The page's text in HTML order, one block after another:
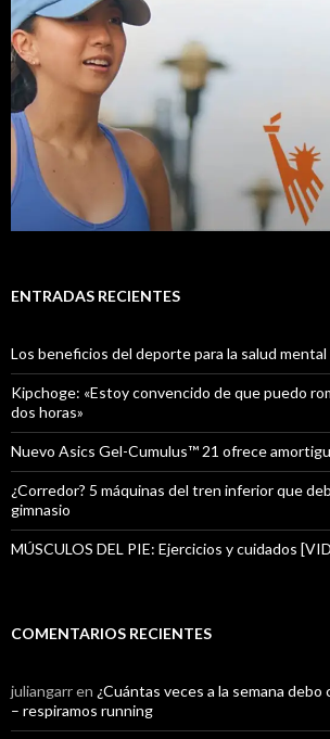
ENTRADAS RECIENTES
Los beneficios del deporte para la salud mental
Kipchoge: «Estoy convencido de que puedo
dos horas»
Nuevo Asics Gel-Cumulus™ 21 ofrece
¿Corredor? 5 máquinas del tren inferior que
gimnasio
MÚSCULOS DEL PIE: Ejercicios y cuidados
COMENTARIOS RECIENTES
juliangarren ¿Cuántas veces a la semana debo
– respiramos running